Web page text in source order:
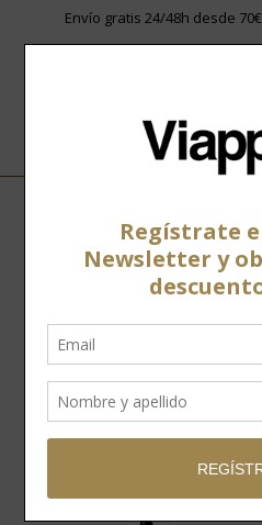
Envío gratis 24/48h desde 70€